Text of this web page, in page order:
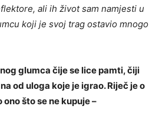
ali ih život sam namjesti u
koji je svoj trag ostavio mnogo
glumca čije se lice pamti, čiji
od uloga koje je igrao. Riječ je o
što se ne kupuje –